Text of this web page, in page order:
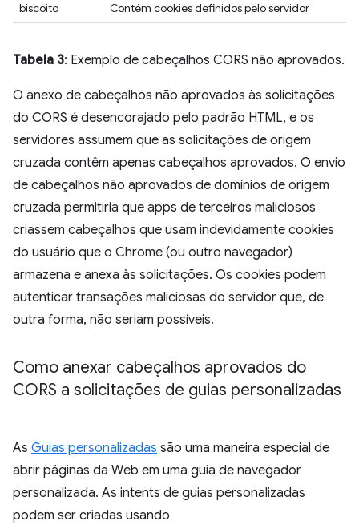
biscoito
Contém cookies definidos pelo servidor
Tabela 3: Exemplo de cabeçalhos CORS não aprovados.
O anexo de cabeçalhos não aprovados às solicitações
do CORS é desencorajado pelo padrão HTML, e os
servidores assumem que as solicitações de origem
cruzada contêm apenas cabeçalhos aprovados. O envio
de cabeçalhos não aprovados de domínios de origem
cruzada permitiria que apps de terceiros maliciosos
criassem cabeçalhos que usam indevidamente cookies
do usuário que o Chrome (ou outro navegador)
armazena e anexa às solicitações. Os cookies podem
autenticar transações maliciosas do servidor que, de
outra forma, não seriam possíveis.
Como anexar cabeçalhos aprovados do
CORS a solicitações de guias personalizadas
As Guias personalizadas são uma maneira especial de
abrir páginas da Web em uma guia de navegador
personalizada. As intents de guias personalizadas
podem ser criadas usando